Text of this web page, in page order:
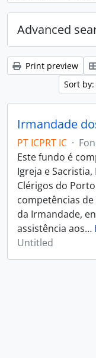
Advanced
Print preview
Sort
Irmandade
PT ICPRT IC ·
Este fundo é
Igreja e
Clérigos do
competências
da Irmandade,
assistência aos…
Untitled